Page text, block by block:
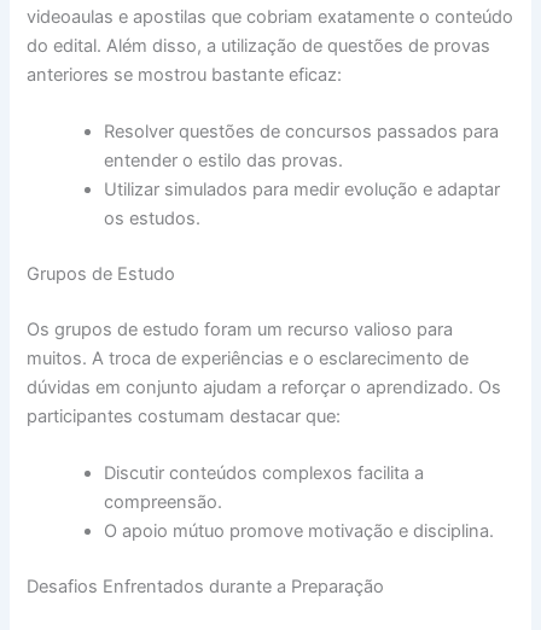
videoaulas e apostilas que cobriam exatamente o conteúdo
do edital. Além disso, a utilização de questões de provas
anteriores se mostrou bastante eficaz:
Resolver questões de concursos passados para
entender o estilo das provas.
Utilizar simulados para medir evolução e adaptar
os estudos.
Grupos de Estudo
Os grupos de estudo foram um recurso valioso para
muitos. A troca de experiências e o esclarecimento de
dúvidas em conjunto ajudam a reforçar o aprendizado. Os
participantes costumam destacar que:
Discutir conteúdos complexos facilita a
compreensão.
O apoio mútuo promove motivação e disciplina.
Desafios Enfrentados durante a Preparação